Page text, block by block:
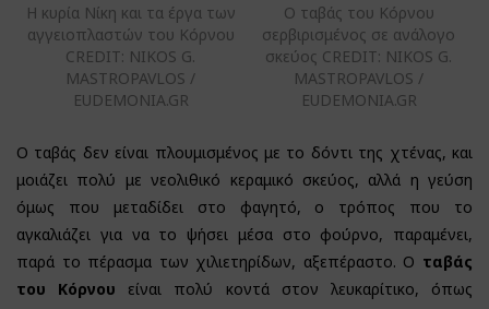
Η κυρία Νίκη και τα έργα των
αγγειοπλαστών του Κόρνου
CREDIT: NIKOS G.
MASTROPAVLOS /
EUDEMONIA.GR
Ο ταβάς του Κόρνου
σερβιρισμένος σε ανάλογο
σκεύος CREDIT: NIKOS G.
MASTROPAVLOS /
EUDEMONIA.GR
Ο ταβάς δεν είναι πλουμισμένος με το δόντι της χτένας, και
μοιάζει πολύ με νεολιθικό κεραμικό σκεύος, αλλά η γεύση
όμως που μεταδίδει στο φαγητό, ο τρόπος που το
αγκαλιάζει για να το ψήσει μέσα στο φούρνο, παραμένει,
παρά το πέρασμα των χιλιετηρίδων, αξεπέραστο. Ο ταβάς
του Κόρνου είναι πολύ κοντά στον λευκαρίτικο, όπως